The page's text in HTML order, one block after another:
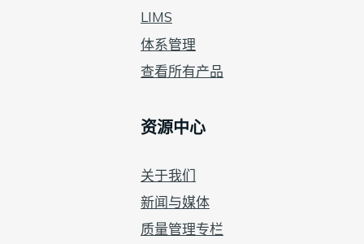
LIMS
体系管理
查看所有产品
资源中心
关于我们
新闻与媒体
质量管理专栏